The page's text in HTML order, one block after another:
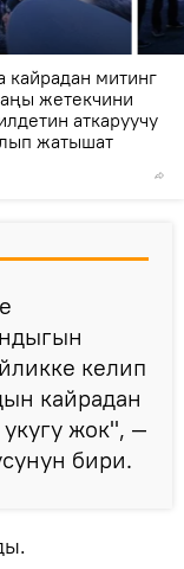
митинг
жетекчини
аткаруучу
жатышат
келип
кайрадан
жок", —
бири.